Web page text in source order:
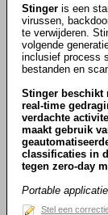
Stinger is een
virussen,
te verwijderen.
volgende
inclusief process
bestanden en
Stinger beschikt
real-time
verdachte
maakt gebruik
classificaties in
tegen zero-day
Portable applicatie
Stel een